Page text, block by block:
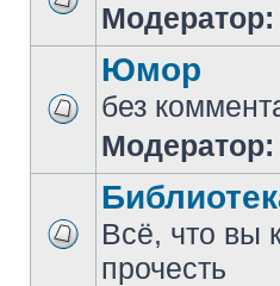
Модератор:
Юмор
без
Модератор:
Всё, что вы
прочесть